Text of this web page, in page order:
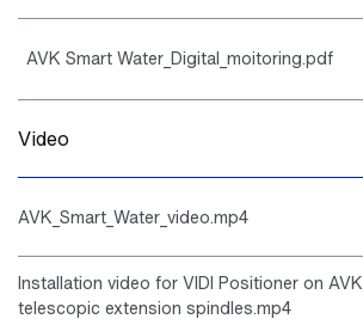
AVK Smart Water_Digital_moitoring.pdf
Video
AVK_Smart_Water_video.mp4
Installation video for VIDI Positioner on AVK
telescopic extension spindles.mp4